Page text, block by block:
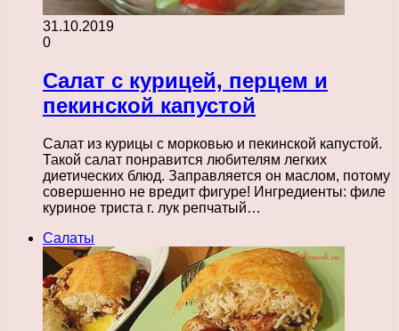
31.10.2019
0
Салат с курицей, перцем и
пекинской капустой
Салат из курицы с морковью и пекинской капустой.
Такой салат понравится любителям легких
диетических блюд. Заправляется он маслом, потому
совершенно не вредит фигуре! Ингредиенты: филе
куриное триста г. лук репчатый…
Салаты